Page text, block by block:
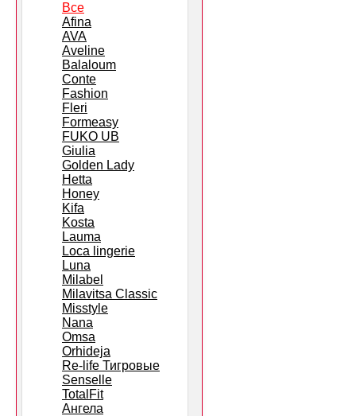
Все
Afina
AVA
Aveline
Balaloum
Conte
Fashion
Fleri
Formeasy
FUKO UB
Giulia
Golden Lady
Hetta
Honey
Kifa
Kosta
Lauma
Loca lingerie
Luna
Milabel
Milavitsa Classic
Misstyle
Nana
Omsa
Orhideja
Re-life Тигровые
Senselle
TotalFit
Ангела